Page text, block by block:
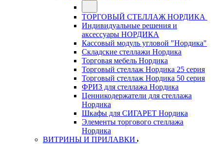
ТОРГОВЫЙ СТЕЛЛАЖ НОРДИКА
Индивидуальные решения и
аксессуары НОРДИКА
Кассовый модуль угловой "Нордика"
Складские стеллажи Нордика
Торговая мебель Нордика
Торговый стеллаж Нордика 25 серия
Торговый стеллаж Нордика 50 серия
ФРИЗ для стеллажа Нордика
Ценникодержатели для стеллажа
Нордика
Шкафы для СИГАРЕТ Нордика
Элементы торгового стеллажа
Нордика
ВИТРИНЫ И ПРИЛАВКИ